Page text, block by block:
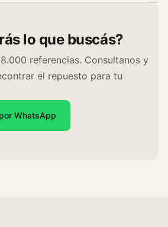
lo que buscás?
referencias. Consultanos y
el repuesto para tu
WhatsApp